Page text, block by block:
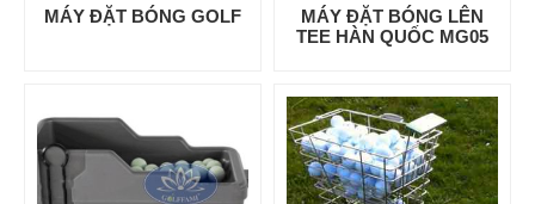
MÁY ĐẶT BÓNG GOLF
MÁY ĐẶT BÓNG LÊN
TEE HÀN QUỐC MG05